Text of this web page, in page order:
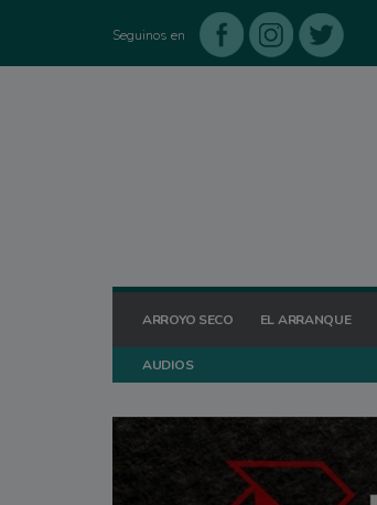
Seguinos en
ARROYO SECO EL ARRANQUE
AUDIOS